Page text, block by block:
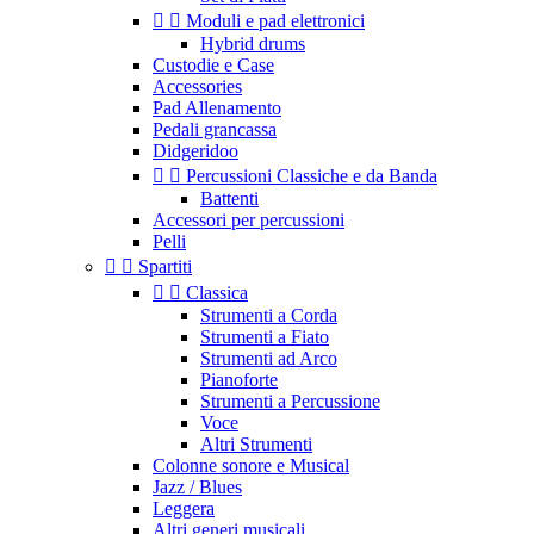
  Moduli e pad elettronici
Hybrid drums
Custodie e Case
Accessories
Pad Allenamento
Pedali grancassa
Didgeridoo
  Percussioni Classiche e da Banda
Battenti
Accessori per percussioni
Pelli
  Spartiti
  Classica
Strumenti a Corda
Strumenti a Fiato
Strumenti ad Arco
Pianoforte
Strumenti a Percussione
Voce
Altri Strumenti
Colonne sonore e Musical
Jazz / Blues
Leggera
Altri generi musicali